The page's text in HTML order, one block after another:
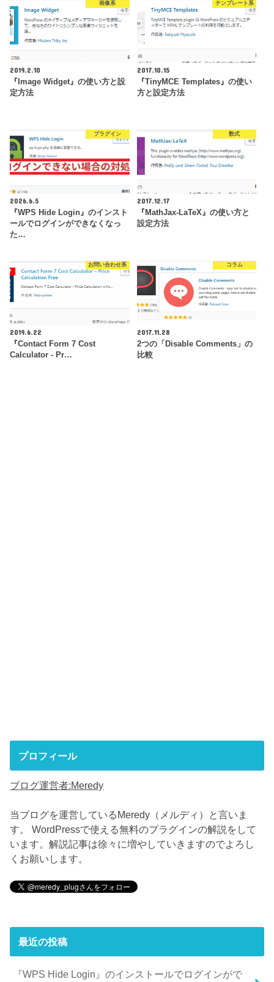
画像系
2019.2.10
『Image Widget』の使い方と設
定方法
テンプレート系
2017.10.15
『TinyMCE Templates』の使い
方と設定方法
プラグイン
2026.6.5
『WPS Hide Login』のインスト
ールでログインができなくなっ
た…
数式
2017.12.17
『MathJax-LaTeX』の使い方と
設定方法
お問い合わせ系
2019.6.22
『Contact Form 7 Cost
Calculator - Pr…
コラム
2017.11.28
2つの「Disable Comments」の
比較
プロフィール
ブログ運営者:Meredy
当ブログを運営しているMeredy（メルディ）と言いま
す。 WordPressで使える無料のプラグインの解説をして
います。解説記事は徐々に増やしていきますのでよろし
くお願いします。
最近の投稿
『WPS Hide Login』のインストールでログインがで